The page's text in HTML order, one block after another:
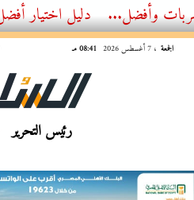
الجمعة ، 7 أغسطس 2026 08:41 مـ
رئيس التحرير